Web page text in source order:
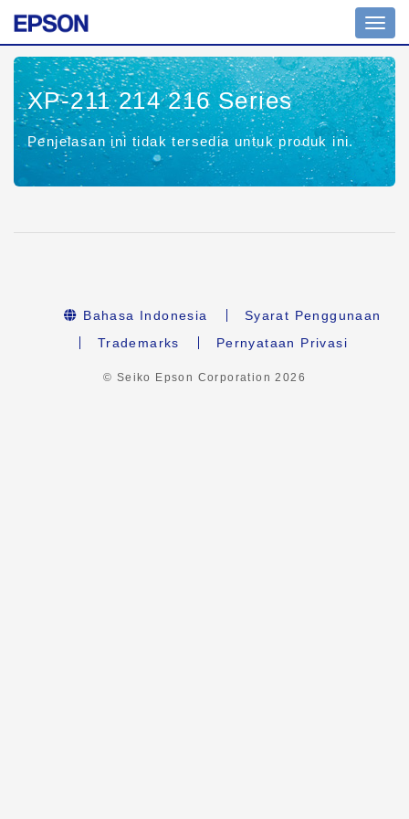
XP-211 214 216 Series
Penjelasan ini tidak tersedia untuk produk ini.
Bahasa Indonesia
Syarat Penggunaan
Trademarks
Pernyataan Privasi
© Seiko Epson Corporation2026